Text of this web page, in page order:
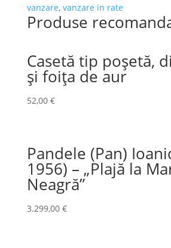
vanzare, vanzare in rate
Produse
Casetă tip poșetă,
și foița de aur
52,00 €
Pandele (Pan)
1956) – „Plajă la
Neagră”
3.299,00 €